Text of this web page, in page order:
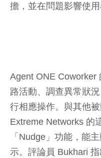
擔，並在問題影響使用
Agent ONE Coworker
路活動、調查異常狀
行相應操作。與其他
Extreme Networks 的
「Nudge」功能，能
示。評論員 Bukhari